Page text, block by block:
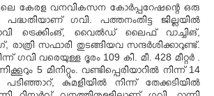
കേരള വനവികസന കോർപ്പറേഷന്റെ ഒരു
പദ്ധതിയാണ് ഗവി. പത്തനംതിട്ട ജില്ലയിൽ
ട്രെക്കിംങ്, വൈൽഡ് ലൈഫ് വാച്ചിങ്,
രാത്രി സഫാരി തുടങ്ങിയവ സന്ദർശിക്കാറുണ്ട്.
ഗവി വരെയുള്ള ദൂരം 109 കി. മീ. 428 മീറ്റർ .
5 മിനിറ്റും. വണ്ടിപ്പെരിയാറിൽ നിന്ന് 14
പടിഞ്ഞാറ്, കുമളിയിൽ നിന്ന് തേക്കടിയിൽ